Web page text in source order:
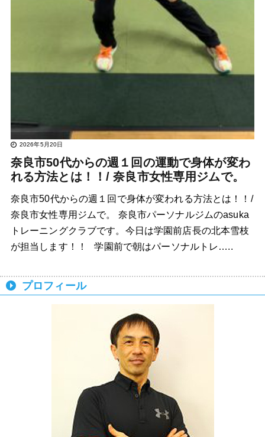
2026年5月20日
奈良市50代からの週１回の運動で身体が変わ
れる方法とは！！/ 奈良市女性専用ジムで。
奈良市50代からの週１回で身体が変われる方法とは！！/
奈良市女性専用ジムで。 奈良市パーソナルジムのasuka
トレーニングクラブです。今日は学園前店長の北本雪枝
が担当します！！ 学園前で朝はパーソナルトレ…..
プロフィール